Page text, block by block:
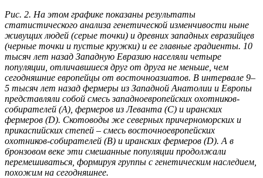
Рис. 2. На этом графике показаны результаты
статистического анализа генетической изменчивости ныне
живущих людей (серые точки) и древних западных евразийцев
(черные точки и пустые кружки) и ее главные градиенты. 10
тысяч лет назад Западную Евразию населяли четыре
популяции, отличавшиеся друг от друга не меньше, чем
сегодняшние европейцы от восточноазиатов. В интервале 9–
5 тысяч лет назад фермеры из Западной Анатолии и Европы
представляли собой смесь западноевропейских охотников-
собирателей (А), фермеров из Леванта (С) и иранских
фермеров (D). Скотоводы же северных причерноморских и
прикаспийских степей – смесь восточноевропейских
охотников-собирателей (В) и иранских фермеров (D). А в
бронзовом веке эти смешанные популяции продолжали
перемешиваться, формируя группы с генетическим наследием,
похожим на сегодняшнее.